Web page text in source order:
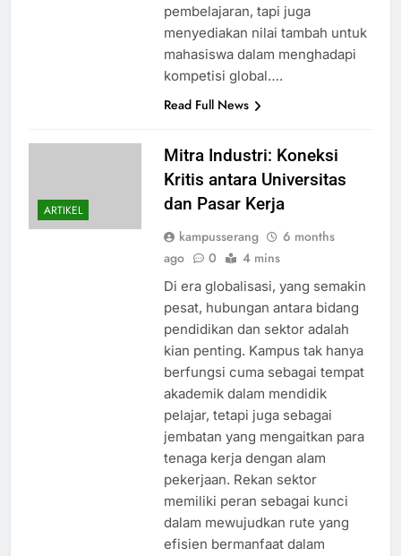
pembelajaran, tapi juga
menyediakan nilai tambah untuk
mahasiswa dalam menghadapi
kompetisi global….
Read Full News
ARTIKEL
Mitra Industri: Koneksi
Kritis antara Universitas
dan Pasar Kerja
kampusserang
6 months
ago
0 4 mins
Di era globalisasi, yang semakin
pesat, hubungan antara bidang
pendidikan dan sektor adalah
kian penting. Kampus tak hanya
berfungsi cuma sebagai tempat
akademik dalam mendidik
pelajar, tetapi juga sebagai
jembatan yang mengaitkan para
tenaga kerja dengan alam
pekerjaan. Rekan sektor
memiliki peran sebagai kunci
dalam mewujudkan rute yang
efisien bermanfaat dalam